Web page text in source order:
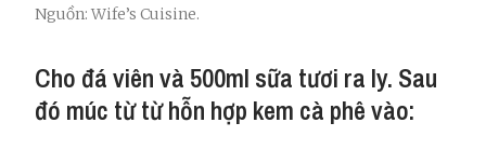
Nguồn: Wife’s Cuisine.
Cho đá viên và 500ml sữa tươi ra ly. Sau
đó múc từ từ hỗn hợp kem cà phê vào: